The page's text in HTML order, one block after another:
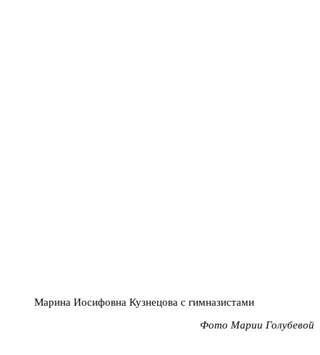
Марина Иосифовна Кузнецова с гимназистами
Фото Марии Голубевой